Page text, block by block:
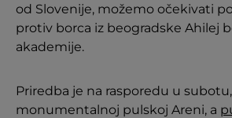
od Slovenije, možemo očekivati
protiv borca iz beogradske Ahilej
akademije.
Priredba je na rasporedu u
monumentalnoj pulskoj Areni, a